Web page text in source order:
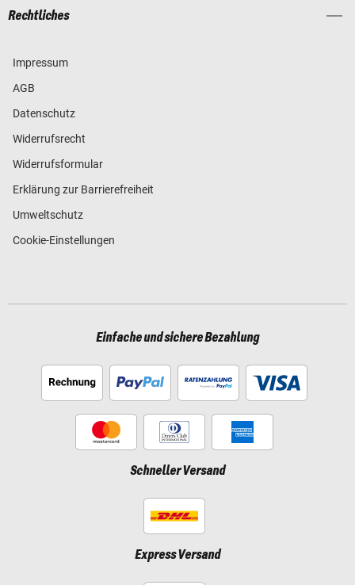
Rechtliches
Impressum
AGB
Datenschutz
Widerrufsrecht
Widerrufsformular
Erklärung zur Barrierefreiheit
Umweltschutz
Cookie-Einstellungen
Einfache und sichere Bezahlung
Schneller Versand
Express Versand